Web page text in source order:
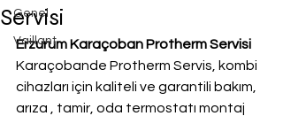
Genel
Vaillant
Servisi
Erzurum Karaçoban Protherm Servisi
Karaçobande Protherm Servis, kombi
cihazları için kaliteli ve garantili bakım,
arıza , tamir, oda termostatı montaj